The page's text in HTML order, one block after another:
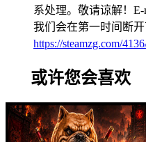
系处理。敬请谅解！E-
我们会在第一时间断
https://steamzg.com/
或许您会喜欢